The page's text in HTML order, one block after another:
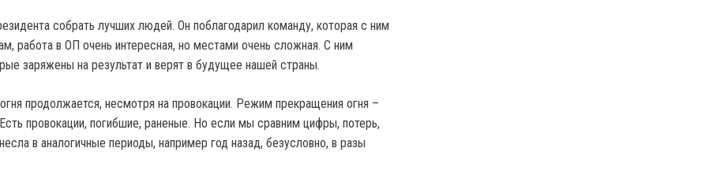
собрать лучших людей. Он поблагодарил команду, которая с ним
работа в ОП очень интересная, но местами очень сложная. С ним
заряжены на результат и верят в будущее нашей страны.
продолжается, несмотря на провокации. Режим прекращения огня –
провокации, погибшие, раненые. Но если мы сравним цифры, потерь,
в аналогичные периоды, например год назад, безусловно, в разы